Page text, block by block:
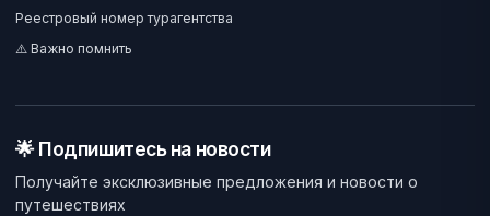
Реестровый номер турагентства
⚠️ Важно помнить
🌟 Подпишитесь на новости
Получайте эксклюзивные предложения и новости о
путешествиях